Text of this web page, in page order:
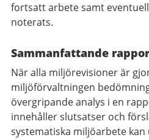
fortsatt arbete samt
noterats.
Sammanfattande
När alla miljörevisioner är
miljöförvaltningen
övergripande analys i en
innehåller slutsatser och
systematiska miljöarbete